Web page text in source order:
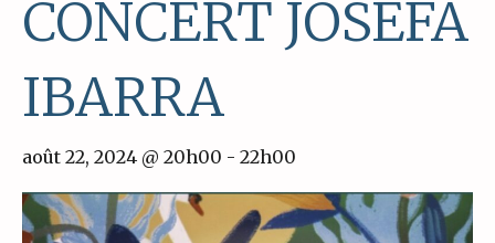
CONCERT JOSEFA
IBARRA
août 22, 2024 @ 20h00 - 22h00